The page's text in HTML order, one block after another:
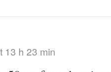
13 h 23 min